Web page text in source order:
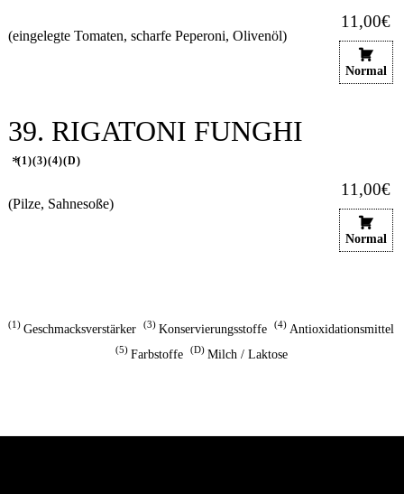
11,00€
Normal
(eingelegte Tomaten, scharfe Peperoni, Olivenöl)
39. RIGATONI FUNGHI
1 3 4 D
11,00€
Normal
(Pilze, Sahnesoße)
1 Geschmacksverstärker 3 Konservierungsstoffe 4 Antioxidationsmittel
5 Farbstoffe D Milch / Laktose